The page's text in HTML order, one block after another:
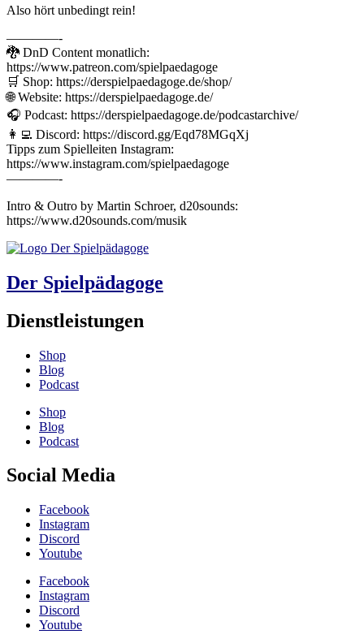
Also hört unbedingt rein!
————-
🐉 DnD Content monatlich:
https://www.patreon.com/spielpaedagoge
🛒 Shop: https://derspielpaedagoge.de/shop/
🌐 Website: https://derspielpaedagoge.de/
🎧 Podcast: https://derspielpaedagoge.de/podcastarchive/
👩‍💻 Discord: https://discord.gg/Eqd78MGqXj
Tipps zum Spielleiten Instagram:
https://www.instagram.com/spielpaedagoge
————-
Intro & Outro by Martin Schroer, d20sounds:
https://www.d20sounds.com/musik
Der Spielpädagoge
Dienstleistungen
Shop
Blog
Podcast
Shop
Blog
Podcast
Social Media
Facebook
Instagram
Discord
Youtube
Facebook
Instagram
Discord
Youtube